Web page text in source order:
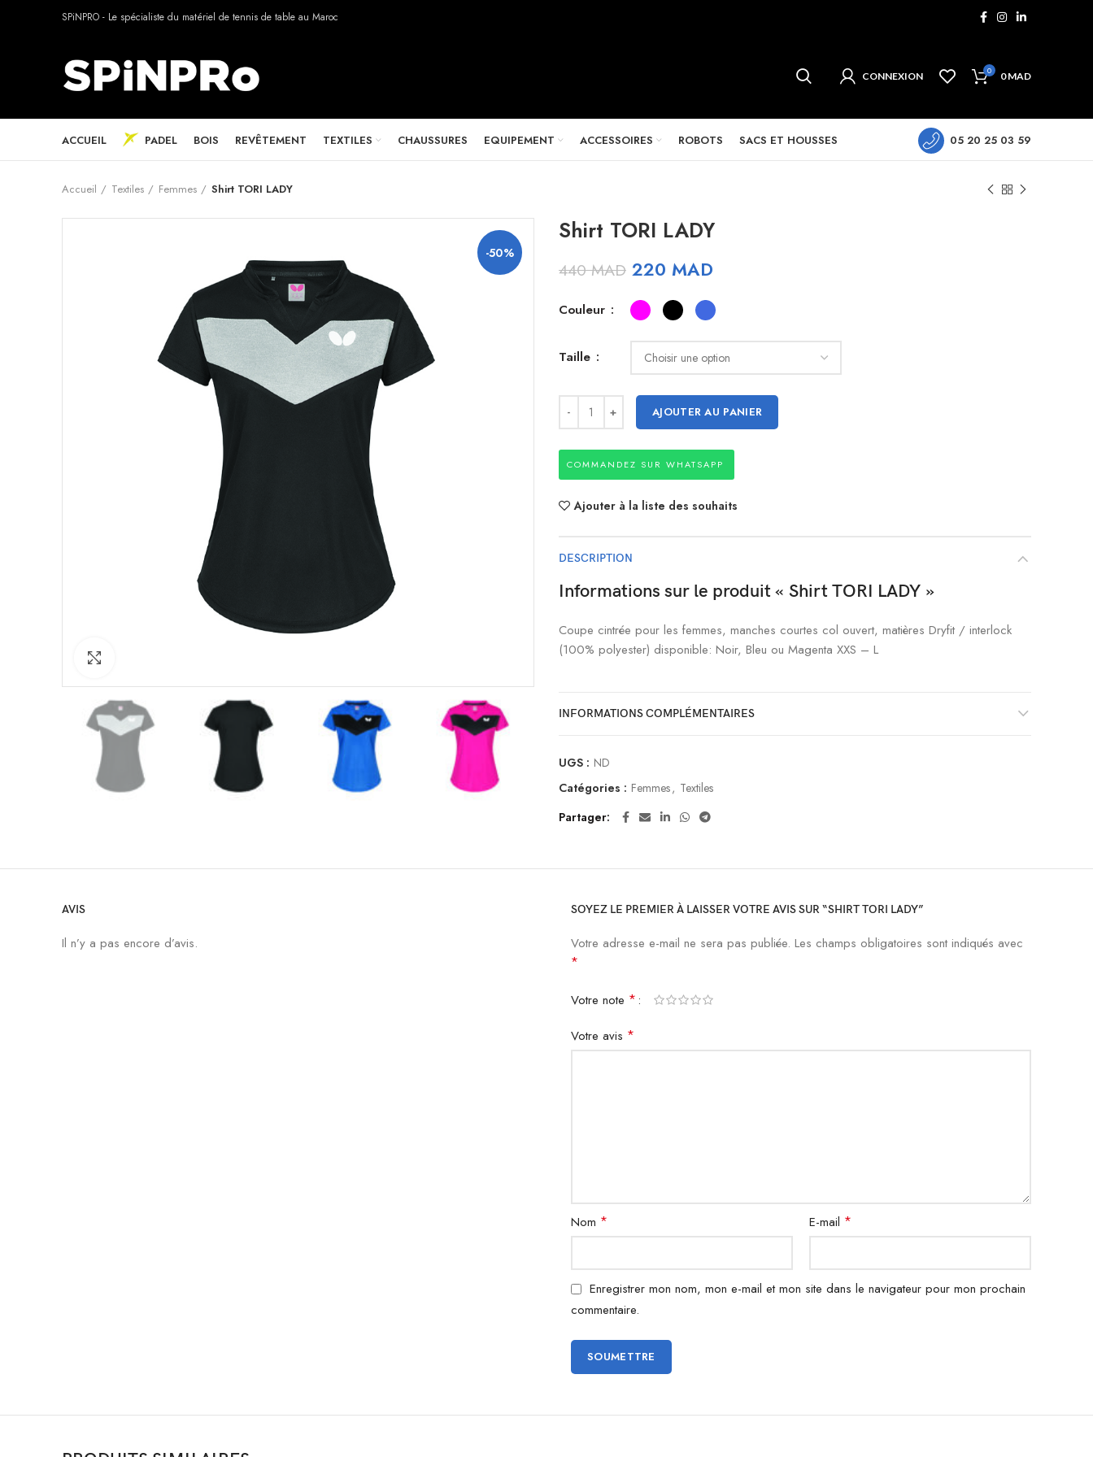
SPiNPRO - Le spécialiste du matériel de tennis de table au Maroc
CONNEXION 0 0MAD
ACCUEIL PADEL BOIS REVÊTEMENT TEXTILES CHAUSSURES EQUIPEMENT ACCESSOIRES ROBOTS SACS ET HOUSSES 05 20 25 03 59
Accueil Textiles Femmes Shirt TORI LADY
-50%
Shirt TORI LADY
440MAD Le
initial
440 MAD.
220 MAD
actuel
220 MAD.
Couleur
Taille
AJOUTER AU PANIER
COMMANDEZ SUR WHATSAPP
Ajouter à la liste des souhaits
DESCRIPTION
Informations sur le produit « Shirt TORI LADY »
Coupe cintrée pour les femmes, manches courtes col ouvert, matières Dryfit / interlock
(100% polyester) disponible: Noir, Bleu ou Magenta XXS – L
INFORMATIONS COMPLÉMENTAIRES
UGS : ND
Catégories : Femmes, Textiles
Partager
AVIS
Il n’y a pas encore d’avis.
SOYEZ LE PREMIER À LAISSER VOTRE AVIS SUR “SHIRT TORI LADY”
Votre adresse e-mail ne sera pas publiée. Les champs obligatoires sont indiqués avec
*
Votre note *
Votre avis *
Nom * E-mail *
Enregistrer mon nom, mon e-mail et mon site dans le navigateur pour mon prochain
commentaire.